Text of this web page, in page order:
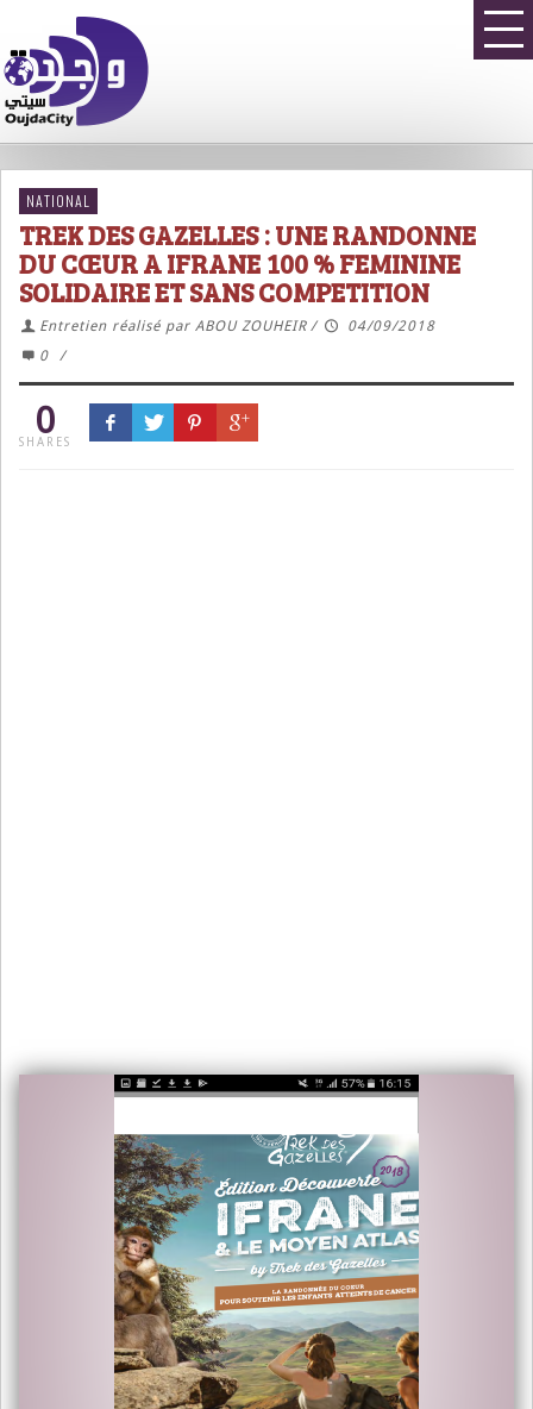
NATIONAL
TREK DES GAZELLES : UNE RANDONNE
DU CŒUR A IFRANE 100 % FEMININE
SOLIDAIRE ET SANS COMPETITION
Entretien réalisé par ABOU ZOUHEIR /
04/09/2018
0
/
0
SHARES